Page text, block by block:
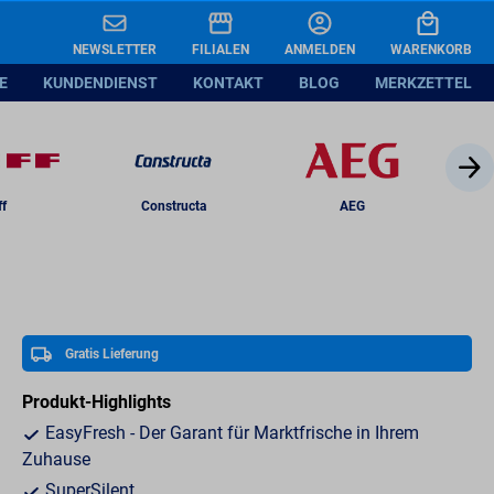
NEWSLETTER FILIALEN ANMELDEN WARENKORB
KUNDENDIENST KONTAKT BLOG MERKZETTEL
Constructa AEG
Gratis Lieferung
Produkt-Highlights
EasyFresh - Der Garant für Marktfrische in Ihrem
Zuhause
In den Warenkorb legen